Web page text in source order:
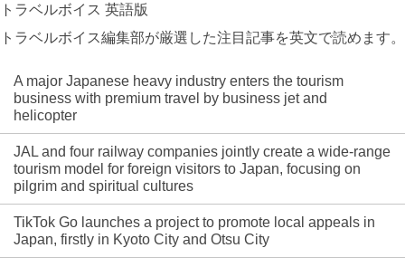
トラベルボイス 英語版
トラベルボイス編集部が厳選した注目記事を英文で読めます。
A major Japanese heavy industry enters the tourism
business with premium travel by business jet and
helicopter
JAL and four railway companies jointly create a wide-range
tourism model for foreign visitors to Japan, focusing on
pilgrim and spiritual cultures
TikTok Go launches a project to promote local appeals in
Japan, firstly in Kyoto City and Otsu City